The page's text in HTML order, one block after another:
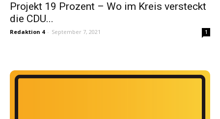
Projekt 19 Prozent – Wo im Kreis versteckt
die CDU...
Redaktion 4 - September 7, 2021 1